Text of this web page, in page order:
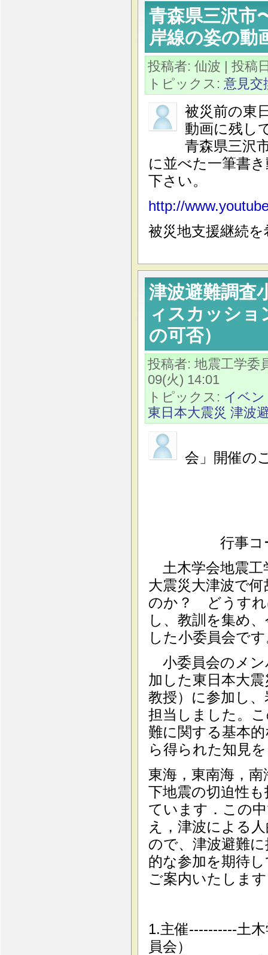
青森県三沢市
岸線の姿の動
投稿者: 仙波 | 投稿
トピックス: 意見交
被災前の東
動画に残し
青森県三沢
に並べた一筆書
下さい。
http://
被災地支援継続
津波避難調査
ィスカッショ
の可否）
投稿者: 地震工学委
09(火) 14:01
トピックス: イベ
東日本大震災 津波
会」開催の
行事コード：
土木学会地震工
大震災大津波で
のか？ どうすれ
し、教訓を集め
した小委員会で
小委員会のメン
加した東日本大
教授）に参加し
担当しました。
難に関する基本
ら得られた知見
東海，東南海，
下地震の切迫性
ています．この
え，津波による
ので、津波避難
的な参加を期待
ご案内いたしま
1.主催----------土
員会）